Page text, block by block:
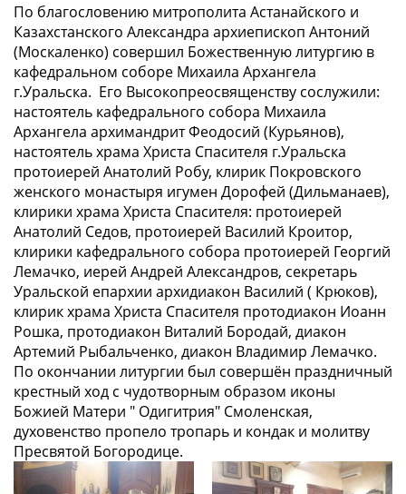
По благословению митрополита Астанайского и
Казахстанского Александра архиепископ Антоний
(Москаленко) совершил Божественную литургию в
кафедральном соборе Михаила Архангела
г.Уральска. Его Высокопреосвященству сослужили:
настоятель кафедрального собора Михаила
Архангела архимандрит Феодосий (Курьянов),
настоятель храма Христа Спасителя г.Уральска
протоиерей Анатолий Робу, клирик Покровского
женского монастыря игумен Дорофей (Дильманаев),
клирики храма Христа Спасителя: протоиерей
Анатолий Седов, протоиерей Василий Кроитор,
клирики кафедрального собора протоиерей Георгий
Лемачко, иерей Андрей Александров, секретарь
Уральской епархии архидиакон Василий ( Крюков),
клирик храма Христа Спасителя протодиакон Иоанн
Рошка, протодиакон Виталий Бородай, диакон
Артемий Рыбальченко, диакон Владимир Лемачко.
По окончании литургии был совершён праздничный
крестный ход с чудотворным образом иконы
Божией Матери " Одигитрия" Смоленская,
духовенство пропело тропарь и кондак и молитву
Пресвятой Богородице.